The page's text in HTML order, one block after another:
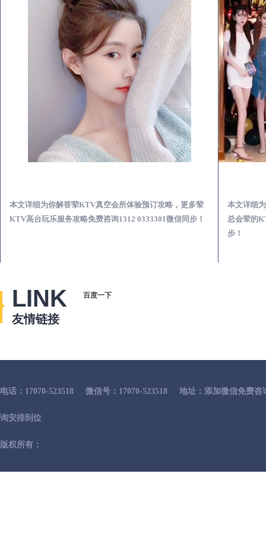
本文详细为你解答荤KTV真空会所体验预订攻略，更多荤
KTV高台玩乐服务攻略免费咨询1312 0333301微信同步！
本文详细
总会荤的
步！
LINK
友情链接
百度一下
电话：17070-523518 微信号：17070-523518 地址：添加微信免费
询安排到位
版权所有：